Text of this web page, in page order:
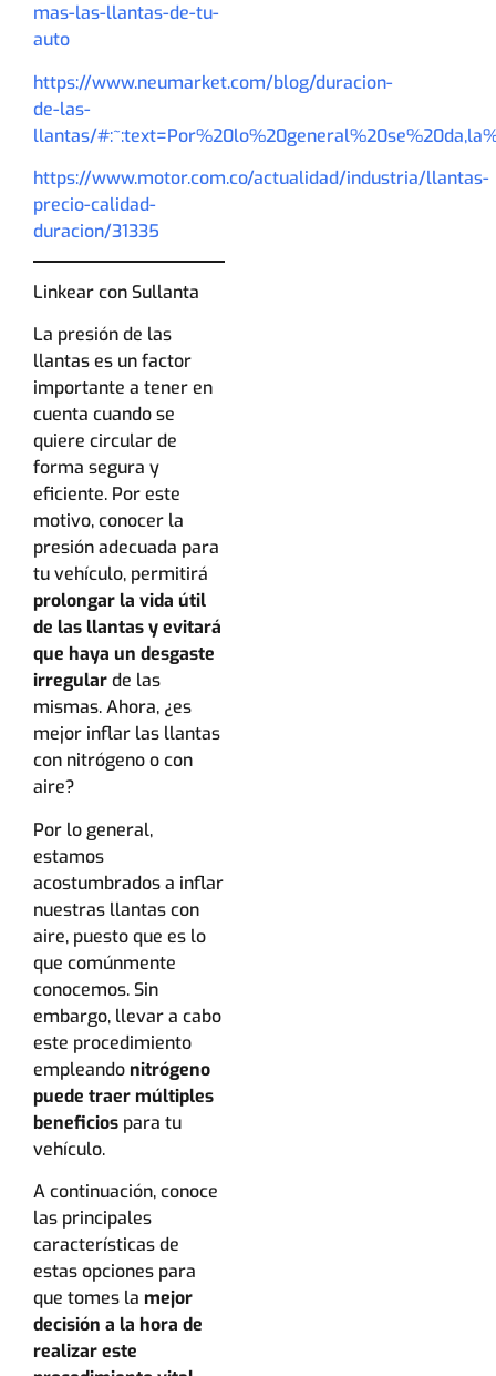
mas-las-llantas-de-tu-
auto
https://www.neumarket.com/blog/duracion-
de-las-
llantas/
https://www.motor.com.co/actualidad/industria/llantas-
precio-calidad-
duracion/31335
Linkear con Sullanta
La presión de las
llantas es un factor
importante a tener en
cuenta cuando se
quiere circular de
forma segura y
eficiente. Por este
motivo, conocer la
presión adecuada para
tu vehículo, permitirá
prolongar la vida útil
de las llantas y evitará
que haya un desgaste
irregularde las
mismas. Ahora, ¿es
mejor inflar las llantas
con nitrógeno o con
aire?
Por lo general,
estamos
acostumbrados a inflar
nuestras llantas con
aire, puesto que es lo
que comúnmente
conocemos. Sin
embargo, llevar a cabo
este procedimiento
empleando nitrógeno
puede traer múltiples
beneficios para tu
vehículo.
A continuación, conoce
las principales
características de
estas opciones para
que tomes la mejor
decisión a la hora de
realizar este